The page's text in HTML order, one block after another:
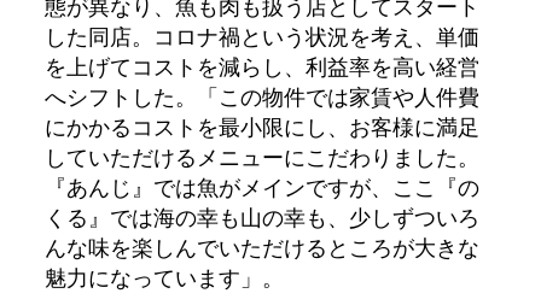
態が異なり、魚も肉も扱う店としてスタート
した同店。コロナ禍という状況を考え、単価
を上げてコストを減らし、利益率を高い経営
へシフトした。「この物件では家賃や人件費
にかかるコストを最小限にし、お客様に満足
していただけるメニューにこだわりました。
『あんじ』では魚がメインですが、ここ『の
くる』では海の幸も山の幸も、少しずついろ
んな味を楽しんでいただけるところが大きな
魅力になっています」。